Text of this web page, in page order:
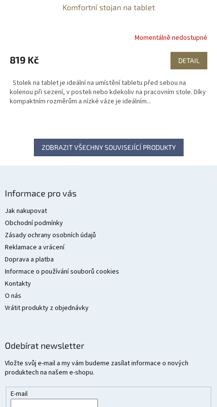
Komfortní stojan na tablet
Momentálně nedostupné
819 Kč DETAIL
Stolek na tablet je ideální na umístění tabletu před sebou na
kolenou při sezení, v posteli nebo kdekoliv na pracovním stole. Díky
kompaktním rozměrům a nízké váze je ideálním...
ZOBRAZIT VŠECHNY SOUVISEJÍCÍ PRODUKTY
Informace pro vás
Jak nakupovat
Obchodní podmínky
Zásady ochrany osobních údajů
Reklamace a vrácení
Doprava a platba
Informace o používání souborů cookies
Kontakty
O nás
Vrátit produkty z objednávky
Odebírat newsletter
Vložte svůj e-mail a my vám budeme zasílat informace o nových
produktech na našem e-shopu.
E-mail